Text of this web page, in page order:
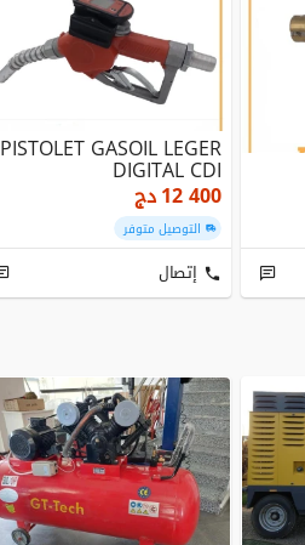
PISTOLET GASOIL LEGER
DIGITAL CDI
12 400دج
التوصيل متوفر
إتصال